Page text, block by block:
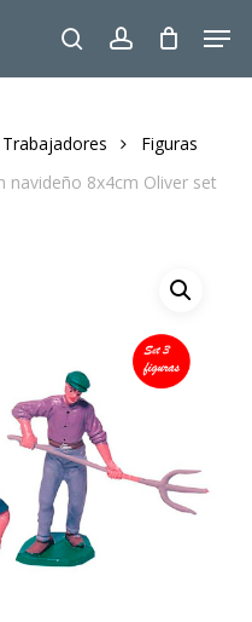
searchaccount
Figuras
navideño 8x4cm Oliver set